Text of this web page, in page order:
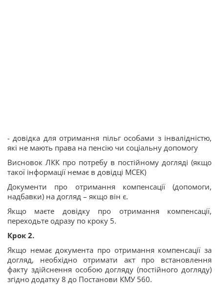
- довідка для отримання пільг особами з інвалідністю,
які не мають права на пенсію чи соціальну допомогу
Висновок ЛКК про потребу в постійному догляді (якщо
такої інформації немає в довідці МСЕК)
Документи про отримання компенсації (допомоги,
надбавки) на догляд – якщо він є.
Якщо маєте довідку про отримання компенсації,
переходьте одразу по кроку 5.
Крок 2️.
Якщо немає документа про отримання компенсації за
догляд, необхідно отримати акт про встановлення
факту здійснення особою догляду (постійного догляду)
згідно додатку 8 до Постанови КМУ 560.